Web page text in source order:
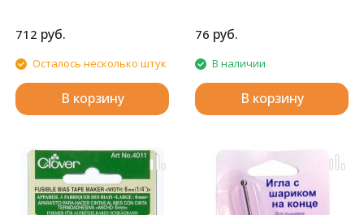
712 руб.
Осталось несколько штук
В корзину
76 руб.
В наличии
В корзину